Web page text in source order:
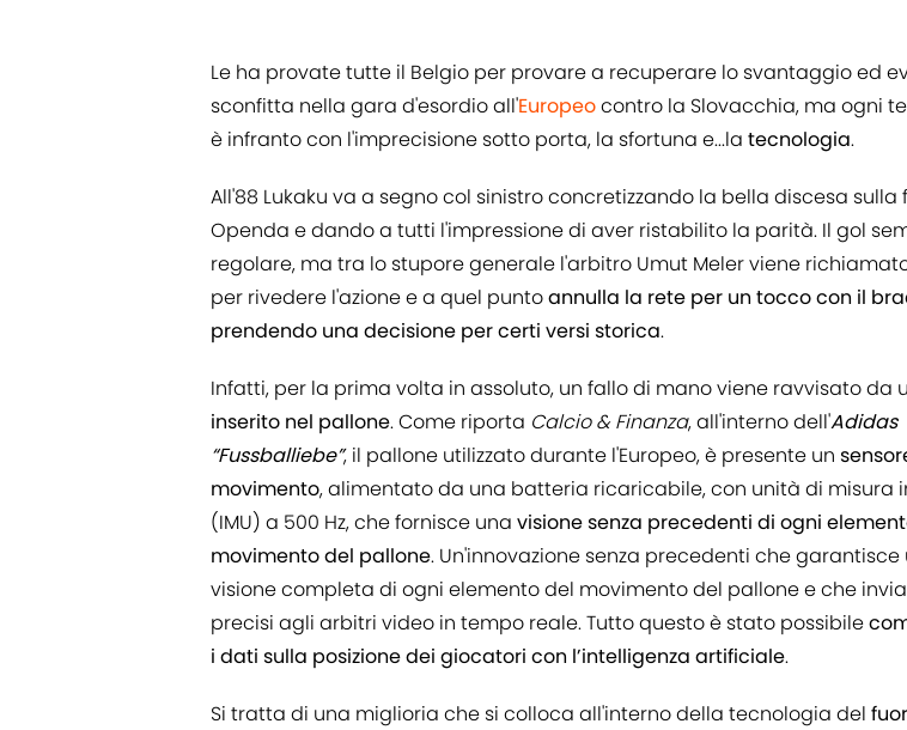
Le ha provate tutte il Belgio per provare a recuperare lo svantaggio ed
sconfitta nella gara d'esordio all'Europeocontro la Slovacchia, ma ogni
è infranto con l'imprecisione sotto porta, la sfortuna e...la tecnologia.
All'88 Lukaku va a segno col sinistro concretizzando la bella discesa sulla
Openda e dando a tutti l'impressione di aver ristabilito la parità. Il gol
regolare, ma tra lo stupore generale l'arbitro Umut Meler viene
per rivedere l'azione e a quel puntoannulla la rete per un tocco con il
prendendo una decisione per certi versi storica.
Infatti, per la prima volta in assoluto, un fallo di mano viene ravvisato da
inserito nel pallone. Come riporta Calcio & Finanza, all'interno dell'Adidas
“Fussballiebe”, il pallone utilizzato durante l'Europeo, è presente un
movimento, alimentato da una batteria ricaricabile, con unità di misura
(IMU) a 500 Hz, che fornisce una visione senza precedenti di ogni
movimento del pallone. Un'innovazione senza precedenti che garantisce
visione completa di ogni elemento del movimento del pallone e che
precisi agli arbitri video in tempo reale. Tutto questo è stato possibile
i dati sulla posizione dei giocatori con l’intelligenza artificiale.
Si tratta di una miglioria che si colloca all'interno della tecnologia del